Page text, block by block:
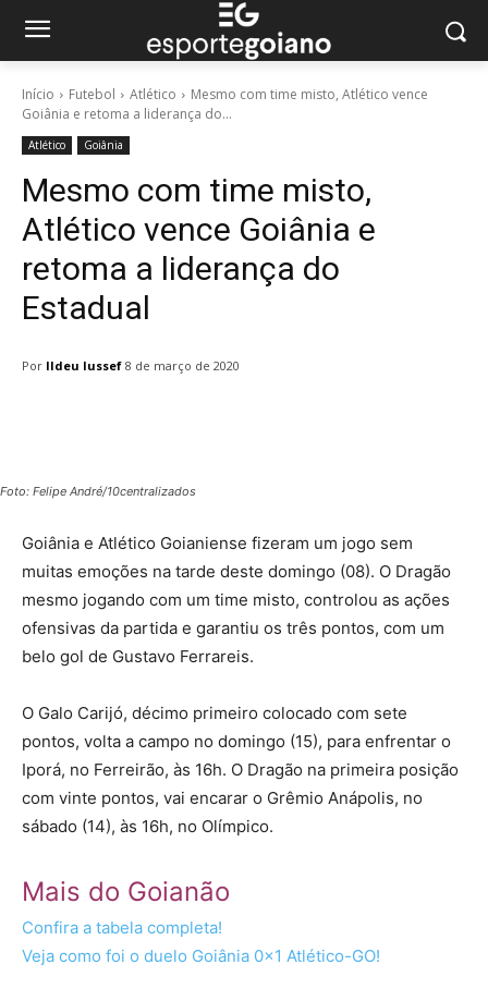
Início Futebol Atlético
Mesmo com time misto, Atlético vence
Goiânia e retoma a liderança do...
Atlético Goiânia
Mesmo com time misto,
Atlético vence Goiânia e
retoma a liderança do
Estadual
Por Ildeu Iussef 8 de março de 2020
Foto: Felipe André/10centralizados
Goiânia e Atlético Goianiense fizeram um jogo sem
muitas emoções na tarde deste domingo (08). O Dragão
mesmo jogando com um time misto, controlou as ações
ofensivas da partida e garantiu os três pontos, com um
belo gol de Gustavo Ferrareis.
O Galo Carijó, décimo primeiro colocado com sete
pontos, volta a campo no domingo (15), para enfrentar o
Iporá, no Ferreirão, às 16h. O Dragão na primeira posição
com vinte pontos, vai encarar o Grêmio Anápolis, no
sábado (14), às 16h, no Olímpico.
Mais do Goianão
Confira a tabela completa!
Veja como foi o duelo Goiânia 0x1 Atlético-GO!